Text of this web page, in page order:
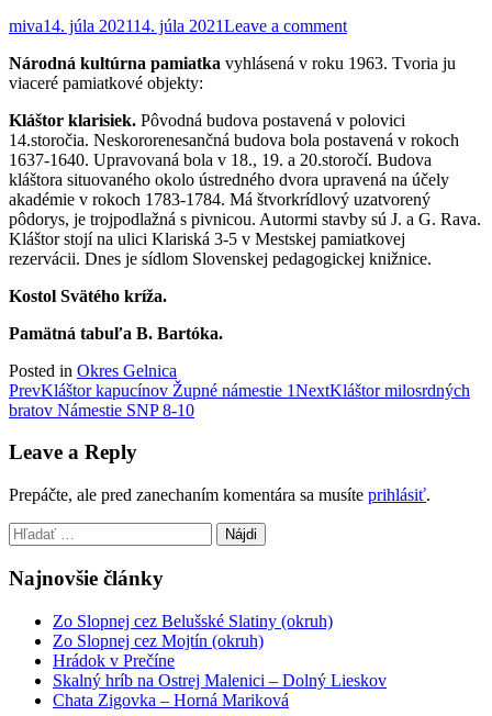
miva14. júla 202114. júla 2021Leave a comment
Národná kultúrna pamiatka vyhlásená v roku 1963. Tvoria ju
viaceré pamiatkové objekty:
Kláštor klarisiek. Pôvodná budova postavená v polovici
14.storočia. Neskororenesančná budova bola postavená v rokoch
1637-1640. Upravovaná bola v 18., 19. a 20.storočí. Budova
kláštora situovaného okolo ústredného dvora upravená na účely
akadémie v rokoch 1783-1784. Má štvorkrídlový uzatvorený
pôdorys, je trojpodlažná s pivnicou. Autormi stavby sú J. a G. Rava.
Kláštor stojí na ulici Klariská 3-5 v Mestskej pamiatkovej
rezervácii. Dnes je sídlom Slovenskej pedagogickej knižnice.
Kostol Svätého kríža.
Pamätná tabuľa B. Bartóka.
Posted in Okres Gelnica
Post
navigation
PrevKláštor kapucínov Župné námestie 1NextKláštor milosrdných
bratov Námestie SNP 8-10
Leave a Reply
Prepáčte, ale pred zanechaním komentára sa musíte prihlásiť.
Hľadať:
Najnovšie články
Zo Slopnej cez Belušské Slatiny (okruh)
Zo Slopnej cez Mojtín (okruh)
Hrádok v Prečíne
Skalný hríb na Ostrej Malenici – Dolný Lieskov
Chata Zigovka – Horná Mariková